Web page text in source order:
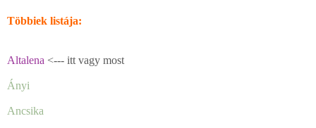
Többiek listája:
Altalena <--- itt vagy most
Ányi
Ancsika